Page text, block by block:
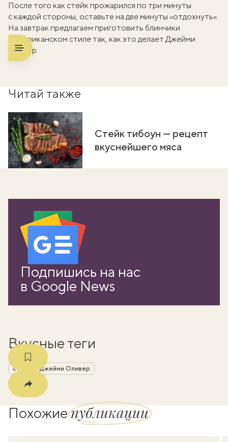
После того как стейк прожарился по три минуты
с каждой стороны, оставьте на две минуты «отдохнуть».
На завтрак предлагаем приготовить блинчики
в американском стиле так, как это делает Джейми
Оливер.
Читай также
Стейк тибоун — рецепт
вкуснейшего мяса
Подпишись на нас
в Google News
Вкусные теги
стейк Джейми Оливер
Похожиепубликации